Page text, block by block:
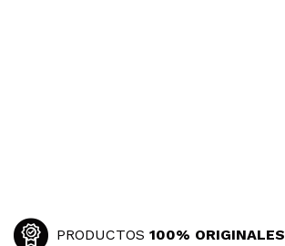
PRODUCTOS 100% ORIGINALES